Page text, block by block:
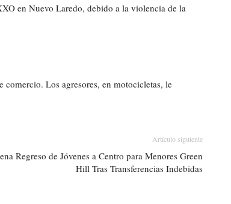
en Nuevo Laredo, debido a la violencia de la
comercio. Los agresores, en motocicletas, le
Artículo siguiente
Regreso de Jóvenes a Centro para Menores Green
Hill Tras Transferencias Indebidas